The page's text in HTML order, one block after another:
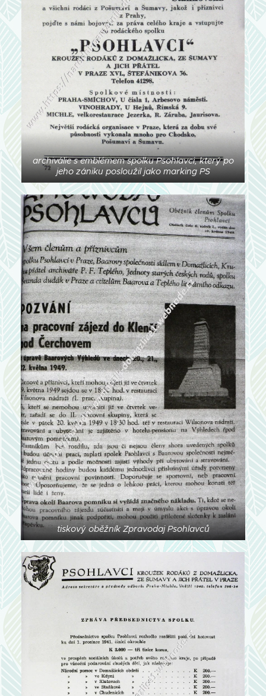
archiválie s emblémem spolku Psohlavci, který po
jeho zániku posloužil jako marking PS
tiskový oběžník Zpravodaj Psohlavců